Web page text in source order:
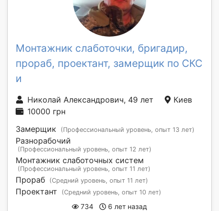
Монтажник слаботочки, бригадир,
прораб, проектант, замерщик по СКС
и
Николай Александрович, 49 лет
Киев
10000 грн
Замерщик
(Профессиональный уровень, опыт 13 лет)
Разнорабочий
(Профессиональный уровень, опыт 12 лет)
Монтажник слаботочных систем
(Профессиональный уровень, опыт 11 лет)
Прораб (Средний уровень, опыт 11 лет)
Проектант (Средний уровень, опыт 10 лет)
734 6 лет назад